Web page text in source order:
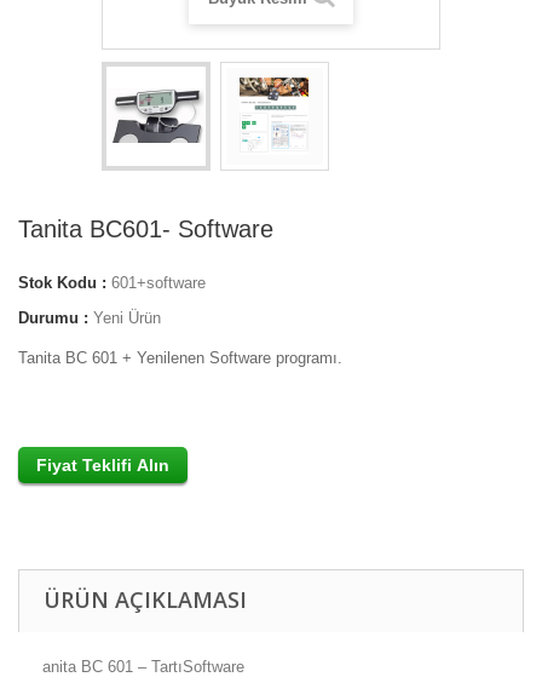
Tanita BC601- Software
Stok Kodu : 601+software
Durumu : Yeni Ürün
Tanita BC 601 + Yenilenen Software programı.
ÜRÜN AÇIKLAMASI
anita BC 601 – TartıSoftware